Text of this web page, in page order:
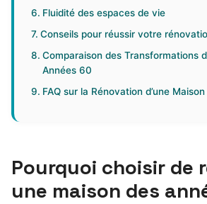
Fluidité des espaces de vie
Conseils pour réussir votre
Comparaison des Transformations
Années 60
FAQ sur la Rénovation d’une
Pourquoi choisir de
une maison des